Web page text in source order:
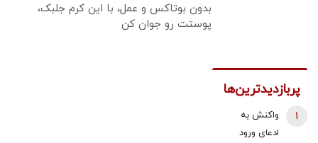
بدون بوتاکس و عمل، با این کرم جلبک،
پوستت رو جوان کن
پربازدیدترین‌ها
واکنش به
ادعای ورود
1